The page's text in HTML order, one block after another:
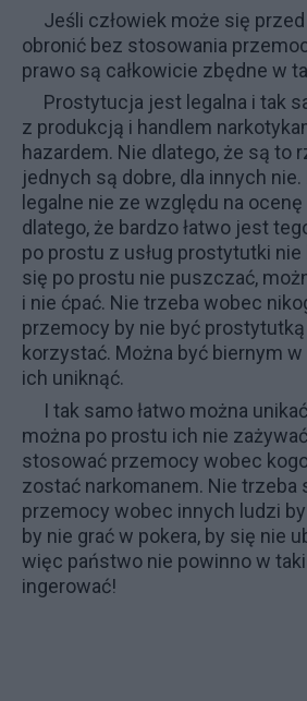
Jeśli człowiek może się
obronić bez stosowania
prawo są całkowicie zbędne w
Prostytucja jest legalna i tak
z produkcją i handlem
hazardem. Nie dlatego, że są to
jednych są dobre, dla innych
legalne nie ze względu na ocenę
dlatego, że bardzo łatwo jest
po prostu z usług prostytutki
się po prostu nie puszczać,
i nie ćpać. Nie trzeba wobec
przemocy by nie być prostytutką
korzystać. Można być biernym
ich uniknąć.
I tak samo łatwo można
można po prostu ich nie
stosować przemocy wobec
zostać narkomanem. Nie trzeba
przemocy wobec innych ludzi by
by nie grać w pokera, by się nie
więc państwo nie powinno w
ingerować!